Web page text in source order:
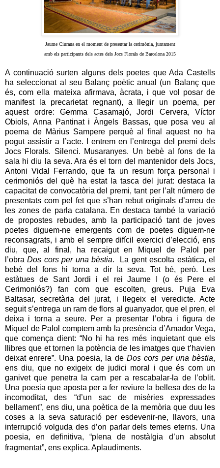
Jaume Ciurana en el moment de presentar la cerimònia, juntament
amb els participants dels actes dels Jocs Florals de Barcelona 2015
A continuació surten alguns dels poetes que Ada Castells
ha seleccionat al seu Balanç poètic anual (un Balanç que
és, com ella mateixa afirmava, àcrata, i que vol posar de
manifest la precarietat regnant), a llegir un poema, per
aquest ordre: Gemma Casamajó, Jordi Cervera, Víctor
Obiols, Anna Pantinat i Àngels Bassas, que posa veu al
poema de Màrius Sampere perquè al final aquest no ha
pogut assistir a l’acte. I entrem en l’entrega del premi dels
Jocs Florals. Silenci. Musaranyes. Un bebè al fons de la
sala hi diu la seva. Ara és el torn del mantenidor dels Jocs,
Antoni Vidal Ferrando, que fa un resum força personal i
cerimoniós del què ha estat la tasca del jurat: destaca la
capacitat de convocatòria del premi, tant per l’alt número de
presentats com pel fet que s’han rebut originals d’arreu de
les zones de parla catalana. En destaca també la variació
de propostes rebudes, amb la participació tant de joves
poetes diguem-ne emergents com de poetes diguem-ne
reconsagrats, i amb el sempre difícil exercici d’elecció, ens
diu, que, al final, ha recaigut en Miquel de Palol per
l’obraDos cors per una bèstia. La gent escolta estàtica, el
bebè del fons hi torna a dir la seva. Tot bé, però. Les
estàtues de Sant Jordi i el rei Jaume I (o és Pere el
Cerimoniós?) fan com que escolten, greus. Puja Eva
Baltasar, secretària del jurat, i llegeix el veredicte. Acte
seguit s’entrega un ram de flors al guanyador, que el pren, el
deixa i torna a seure. Per a presentar l’obra i figura de
Miquel de Palol comptem amb la presència d’Amador Vega,
que comença dient: “No hi ha res més inquietant que els
llibres que et tornen la potència de les imatges que t’havien
deixat enrere”. Una poesia, la de Dos cors per una bèstia,
ens diu, que no exigeix de judici moral i que és com un
ganivet que penetra la carn per a rescabalar-la de l’oblit.
Una poesia que aposta per a fer reviure la bellesa des de la
incomoditat, des “d’un sac de misèries expressades
bellament”, ens diu, una poètica de la memòria que duu les
coses a la seva saturació per esdevenir-ne, llavors, una
interrupció volguda des d’on parlar dels temes eterns. Una
poesia, en definitiva, “plena de nostàlgia d’un absolut
fragmentat”, ens explica. Aplaudiments.